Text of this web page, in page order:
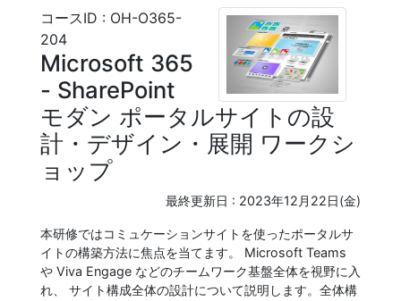
コースID : OH-O365-
204
Microsoft 365
- SharePoint
モダン ポータルサイトの設
計・デザイン・展開 ワークシ
ョップ
最終更新日 : 2023年12月22日(金)
本研修ではコミュケーションサイトを使ったポータルサ
イトの構築方法に焦点を当てます。 Microsoft Teams
や Viva Engage などのチームワーク基盤全体を視野に入
れ、 サイト構成全体の設計について説明します。全体構